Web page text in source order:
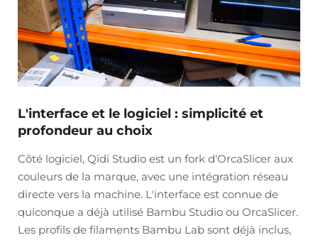
L'interface et le logiciel : simplicité et
profondeur au choix
Côté logiciel, Qidi Studio est un fork d'OrcaSlicer aux
couleurs de la marque, avec une intégration réseau
directe vers la machine. L'interface est connue de
quiconque a déjà utilisé Bambu Studio ou OrcaSlicer.
Les profils de filaments Bambu Lab sont déjà inclus,